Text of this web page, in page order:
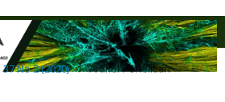
37 No 2 (2020) / Artikel Penelitian